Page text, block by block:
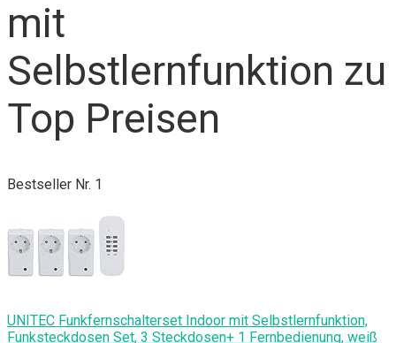
mit
Selbstlernfunktion zu
Top Preisen
Bestseller Nr. 1
UNITEC Funkfernschalterset Indoor mit Selbstlernfunktion,
Funksteckdosen Set, 3 Steckdosen+ 1 Fernbedienung, weiß